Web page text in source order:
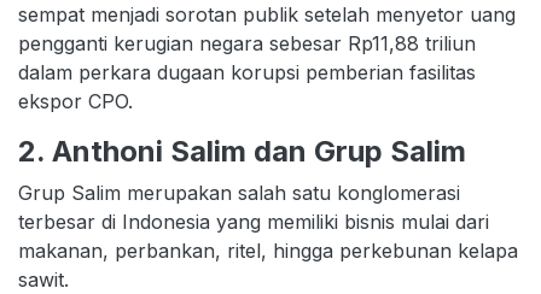
sempat menjadi sorotan publik setelah menyetor uang
pengganti kerugian negara sebesar Rp11,88 triliun
dalam perkara dugaan korupsi pemberian fasilitas
ekspor CPO.
2. Anthoni Salim dan Grup Salim
Grup Salim merupakan salah satu konglomerasi
terbesar di Indonesia yang memiliki bisnis mulai dari
makanan, perbankan, ritel, hingga perkebunan kelapa
sawit.